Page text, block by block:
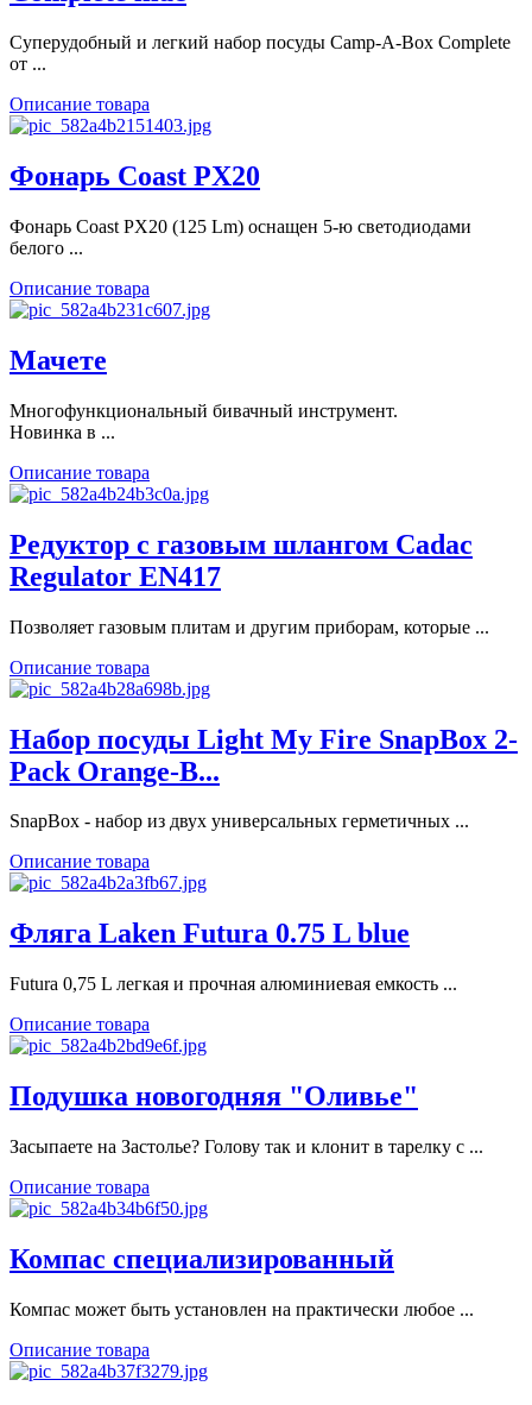
Суперудобный и легкий набор посуды Camp-A-Box Complete
от ...
Описание товара
Фонарь Coast PX20
Фонарь Coast PX20 (125 Lm) оснащен 5-ю светодиодами
белого ...
Описание товара
Мачете
Многофункциональный бивачный инструмент.
Новинка в ...
Описание товара
Редуктор с газовым шлангом Cadac
Regulator EN417
Позволяет газовым плитам и другим приборам, которые ...
Описание товара
Набор посуды Light My Fire SnapBox 2-
Pack Orange-B...
SnapBox - набор из двух универсальных герметичных ...
Описание товара
Фляга Laken Futura 0.75 L blue
Futura 0,75 L легкая и прочная алюминиевая емкость ...
Описание товара
Подушка новогодняя "Оливье"
Засыпаете на Застолье? Голову так и клонит в тарелку с ...
Описание товара
Компас специализированный
Компас может быть установлен на практически любое ...
Описание товара